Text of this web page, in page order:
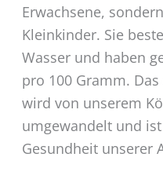
Erwachsene,
Kleinkinder. Sie
Wasser und haben
pro 100 Gramm.
wird von unserem
umgewandelt und
Gesundheit unserer